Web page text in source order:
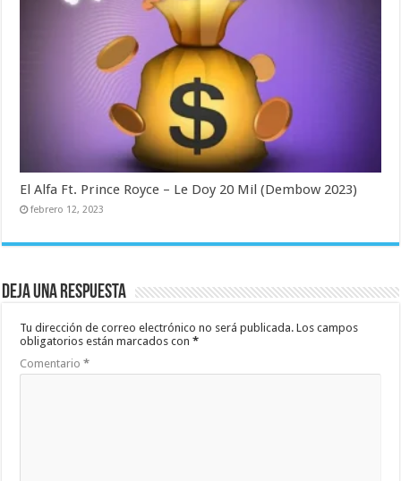
El Alfa Ft. Prince Royce – Le Doy 20 Mil (Dembow 2023)
febrero 12, 2023
Deja una respuesta
Tu dirección de correo electrónico no será publicada. Los campos
obligatorios están marcados con*
Comentario*